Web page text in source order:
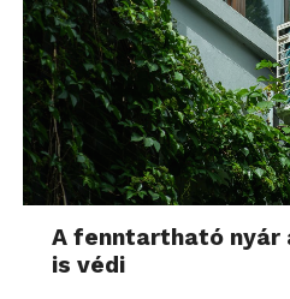
A fenntartható nyár
is védi